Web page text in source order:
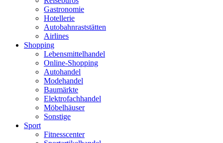
Gastronomie
Hotellerie
Autobahnraststätten
Airlines
Shopping
Lebensmittelhandel
Online-Shopping
Autohandel
Modehandel
Baumärkte
Elektrofachhandel
Möbelhäuser
Sonstige
Sport
Fitnesscenter